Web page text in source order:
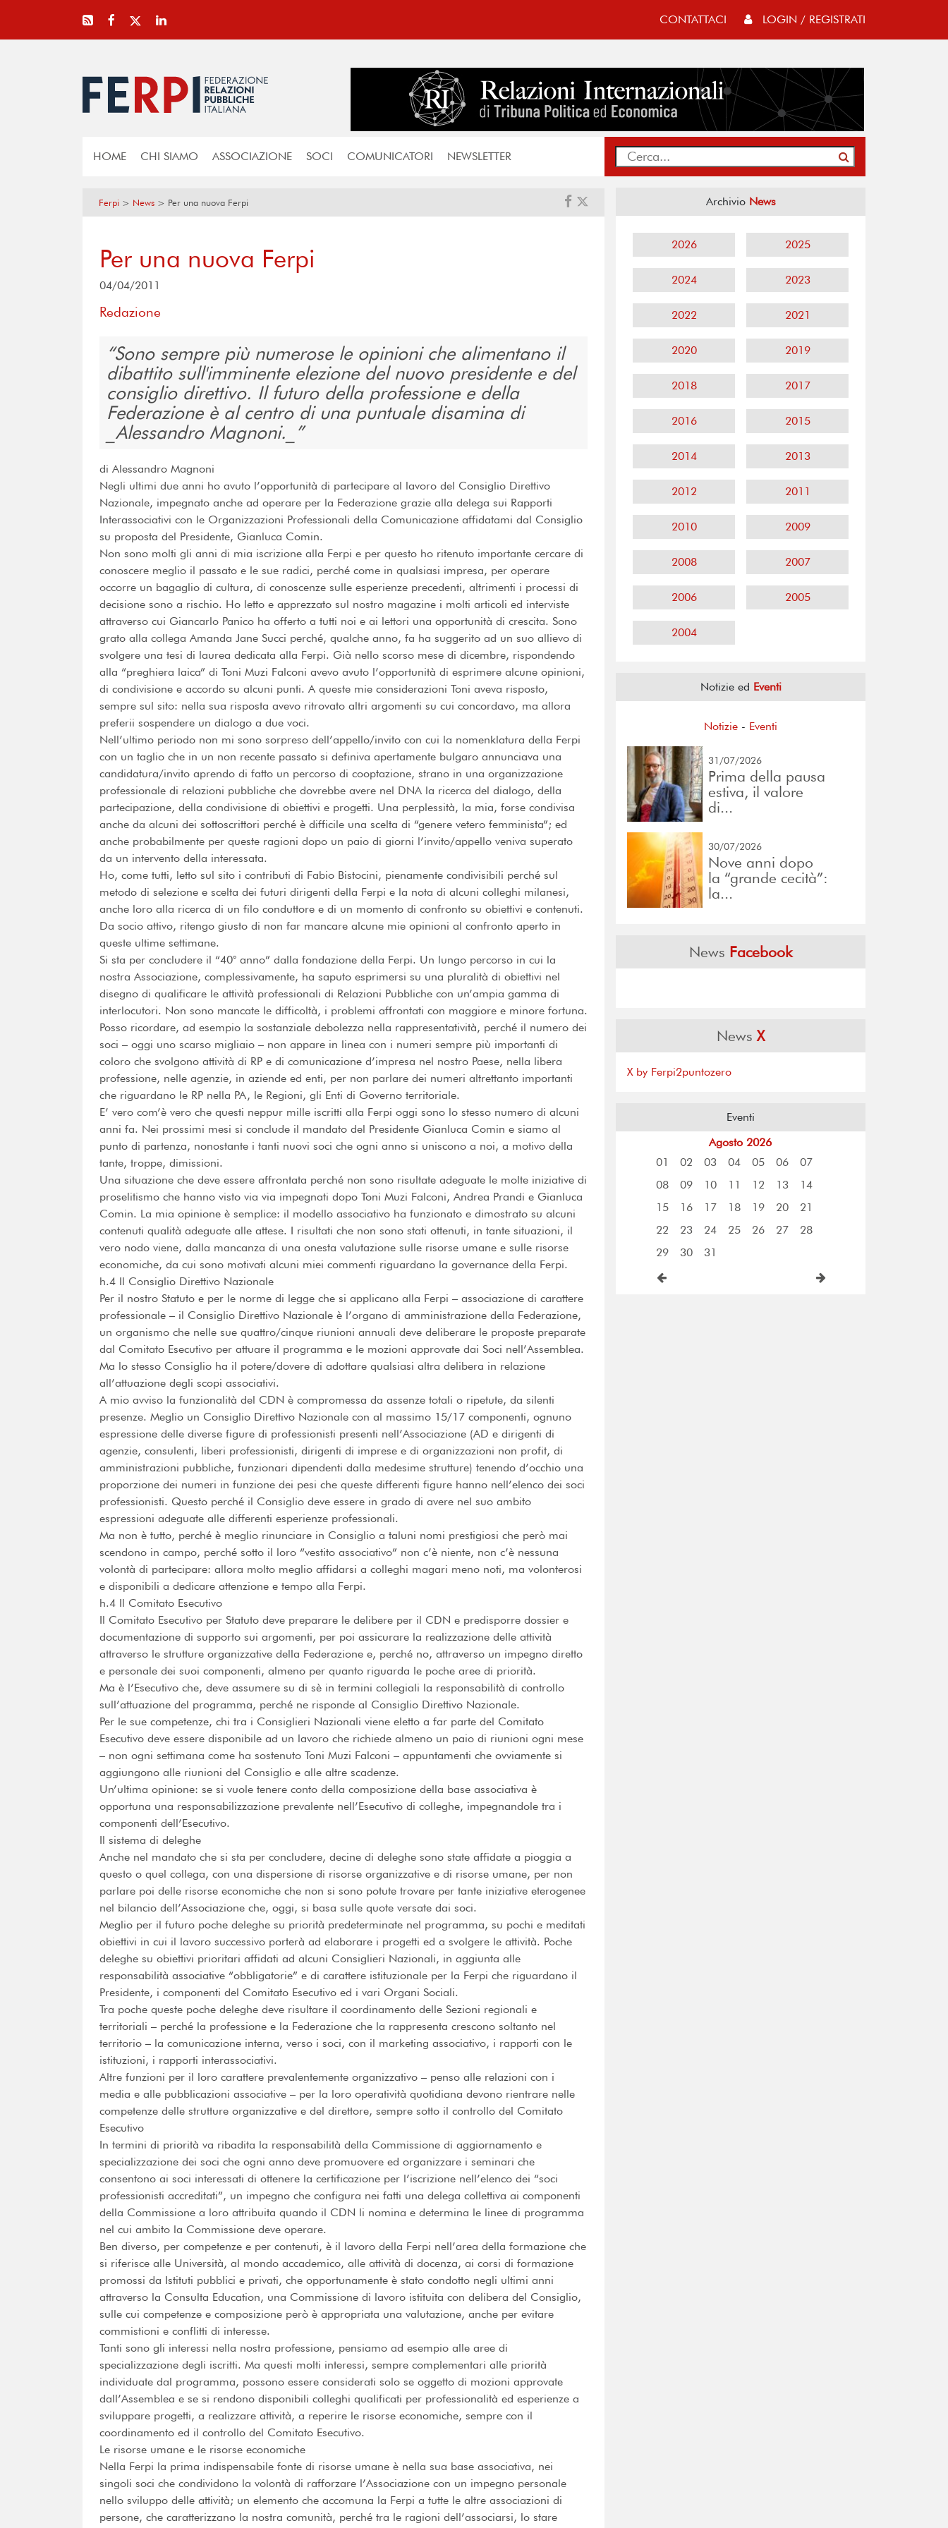
CONTATTACI LOGIN / REGISTRATI
HOME CHI SIAMO ASSOCIAZIONE SOCI COMUNICATORI NEWSLETTER
Ferpi > News > Per una nuova Ferpi
Per una nuova Ferpi
04/04/2011
Redazione
Sono sempre più numerose le opinioni che alimentano il
dibattito sull'imminente elezione del nuovo presidente e del
consiglio direttivo. Il futuro della professione e della
Federazione è al centro di una puntuale disamina di
_Alessandro Magnoni._
di Alessandro Magnoni
Negli ultimi due anni ho avuto l’opportunità di partecipare al lavoro del Consiglio Direttivo
Nazionale, impegnato anche ad operare per la Federazione grazie alla delega sui Rapporti
Interassociativi con le Organizzazioni Professionali della Comunicazione affidatami dal Consiglio
su proposta del Presidente, Gianluca Comin.
Non sono molti gli anni di mia iscrizione alla Ferpi e per questo ho ritenuto importante cercare di
conoscere meglio il passato e le sue radici, perché come in qualsiasi impresa, per operare
occorre un bagaglio di cultura, di conoscenze sulle esperienze precedenti, altrimenti i processi di
decisione sono a rischio. Ho letto e apprezzato sul nostro magazine i molti articoli ed interviste
attraverso cui Giancarlo Panico ha offerto a tutti noi e ai lettori una opportunità di crescita. Sono
grato alla collega Amanda Jane Succi perché, qualche anno, fa ha suggerito ad un suo allievo di
svolgere una tesi di laurea dedicata alla Ferpi. Già nello scorso mese di dicembre, rispondendo
alla “preghiera laica” di Toni Muzi Falconi avevo avuto l’opportunità di esprimere alcune opinioni,
di condivisione e accordo su alcuni punti. A queste mie considerazioni Toni aveva risposto,
sempre sul sito: nella sua risposta avevo ritrovato altri argomenti su cui concordavo, ma allora
preferii sospendere un dialogo a due voci.
Nell’ultimo periodo non mi sono sorpreso dell’appello/invito con cui la nomenklatura della Ferpi
con un taglio che in un non recente passato si definiva apertamente bulgaro annunciava una
candidatura/invito aprendo di fatto un percorso di cooptazione, strano in una organizzazione
professionale di relazioni pubbliche che dovrebbe avere nel DNA la ricerca del dialogo, della
partecipazione, della condivisione di obiettivi e progetti. Una perplessità, la mia, forse condivisa
anche da alcuni dei sottoscrittori perché è difficile una scelta di “genere vetero femminista”; ed
anche probabilmente per queste ragioni dopo un paio di giorni l’invito/appello veniva superato
da un intervento della interessata.
Ho, come tutti, letto sul sito i contributi di Fabio Bistocini, pienamente condivisibili perché sul
metodo di selezione e scelta dei futuri dirigenti della Ferpi e la nota di alcuni colleghi milanesi,
anche loro alla ricerca di un filo conduttore e di un momento di confronto su obiettivi e contenuti.
Da socio attivo, ritengo giusto di non far mancare alcune mie opinioni al confronto aperto in
queste ultime settimane.
Si sta per concludere il “40° anno” dalla fondazione della Ferpi. Un lungo percorso in cui la
nostra Associazione, complessivamente, ha saputo esprimersi su una pluralità di obiettivi nel
disegno di qualificare le attività professionali di Relazioni Pubbliche con un’ampia gamma di
interlocutori. Non sono mancate le difficoltà, i problemi affrontati con maggiore e minore fortuna.
Posso ricordare, ad esempio la sostanziale debolezza nella rappresentatività, perché il numero dei
soci – oggi uno scarso migliaio – non appare in linea con i numeri sempre più importanti di
coloro che svolgono attività di RP e di comunicazione d’impresa nel nostro Paese, nella libera
professione, nelle agenzie, in aziende ed enti, per non parlare dei numeri altrettanto importanti
che riguardano le RP nella PA, le Regioni, gli Enti di Governo territoriale.
E’ vero com’è vero che questi neppur mille iscritti alla Ferpi oggi sono lo stesso numero di alcuni
anni fa. Nei prossimi mesi si conclude il mandato del Presidente Gianluca Comin e siamo al
punto di partenza, nonostante i tanti nuovi soci che ogni anno si uniscono a noi, a motivo della
tante, troppe, dimissioni.
Una situazione che deve essere affrontata perché non sono risultate adeguate le molte iniziative di
proselitismo che hanno visto via via impegnati dopo Toni Muzi Falconi, Andrea Prandi e Gianluca
Comin. La mia opinione è semplice: il modello associativo ha funzionato e dimostrato su alcuni
contenuti qualità adeguate alle attese. I risultati che non sono stati ottenuti, in tante situazioni, il
vero nodo viene, dalla mancanza di una onesta valutazione sulle risorse umane e sulle risorse
economiche, da cui sono motivati alcuni miei commenti riguardano la governance della Ferpi.
h.4 Il Consiglio Direttivo Nazionale
Per il nostro Statuto e per le norme di legge che si applicano alla Ferpi – associazione di carattere
professionale – il Consiglio Direttivo Nazionale è l’organo di amministrazione della Federazione,
un organismo che nelle sue quattro/cinque riunioni annuali deve deliberare le proposte preparate
dal Comitato Esecutivo per attuare il programma e le mozioni approvate dai Soci nell’Assemblea.
Ma lo stesso Consiglio ha il potere/dovere di adottare qualsiasi altra delibera in relazione
all’attuazione degli scopi associativi.
A mio avviso la funzionalità del CDN è compromessa da assenze totali o ripetute, da silenti
presenze. Meglio un Consiglio Direttivo Nazionale con al massimo 15/17 componenti, ognuno
espressione delle diverse figure di professionisti presenti nell’Associazione (AD e dirigenti di
agenzie, consulenti, liberi professionisti, dirigenti di imprese e di organizzazioni non profit, di
amministrazioni pubbliche, funzionari dipendenti dalla medesime strutture) tenendo d’occhio una
proporzione dei numeri in funzione dei pesi che queste differenti figure hanno nell’elenco dei soci
professionisti. Questo perché il Consiglio deve essere in grado di avere nel suo ambito
espressioni adeguate alle differenti esperienze professionali.
Ma non è tutto, perché è meglio rinunciare in Consiglio a taluni nomi prestigiosi che però mai
scendono in campo, perché sotto il loro “vestito associativo” non c’è niente, non c’è nessuna
volontà di partecipare: allora molto meglio affidarsi a colleghi magari meno noti, ma volonterosi
e disponibili a dedicare attenzione e tempo alla Ferpi.
h.4 Il Comitato Esecutivo
Il Comitato Esecutivo per Statuto deve preparare le delibere per il CDN e predisporre dossier e
documentazione di supporto sui argomenti, per poi assicurare la realizzazione delle attività
attraverso le strutture organizzative della Federazione e, perché no, attraverso un impegno diretto
e personale dei suoi componenti, almeno per quanto riguarda le poche aree di priorità.
Ma è l’Esecutivo che, deve assumere su di sè in termini collegiali la responsabilità di controllo
sull’attuazione del programma, perché ne risponde al Consiglio Direttivo Nazionale.
Per le sue competenze, chi tra i Consiglieri Nazionali viene eletto a far parte del Comitato
Esecutivo deve essere disponibile ad un lavoro che richiede almeno un paio di riunioni ogni mese
– non ogni settimana come ha sostenuto Toni Muzi Falconi – appuntamenti che ovviamente si
aggiungono alle riunioni del Consiglio e alle altre scadenze.
Un’ultima opinione: se si vuole tenere conto della composizione della base associativa è
opportuna una responsabilizzazione prevalente nell’Esecutivo di colleghe, impegnandole tra i
componenti dell’Esecutivo.
Il sistema di deleghe
Anche nel mandato che si sta per concludere, decine di deleghe sono state affidate a pioggia a
questo o quel collega, con una dispersione di risorse organizzative e di risorse umane, per non
parlare poi delle risorse economiche che non si sono potute trovare per tante iniziative eterogenee
nel bilancio dell’Associazione che, oggi, si basa sulle quote versate dai soci.
Meglio per il futuro poche deleghe su priorità predeterminate nel programma, su pochi e meditati
obiettivi in cui il lavoro successivo porterà ad elaborare i progetti ed a svolgere le attività. Poche
deleghe su obiettivi prioritari affidati ad alcuni Consiglieri Nazionali, in aggiunta alle
responsabilità associative “obbligatorie” e di carattere istituzionale per la Ferpi che riguardano il
Presidente, i componenti del Comitato Esecutivo ed i vari Organi Sociali.
Tra poche queste poche deleghe deve risultare il coordinamento delle Sezioni regionali e
territoriali – perché la professione e la Federazione che la rappresenta crescono soltanto nel
territorio – la comunicazione interna, verso i soci, con il marketing associativo, i rapporti con le
istituzioni, i rapporti interassociativi.
Altre funzioni per il loro carattere prevalentemente organizzativo – penso alle relazioni con i
media e alle pubblicazioni associative – per la loro operatività quotidiana devono rientrare nelle
competenze delle strutture organizzative e del direttore, sempre sotto il controllo del Comitato
Esecutivo
In termini di priorità va ribadita la responsabilità della Commissione di aggiornamento e
specializzazione dei soci che ogni anno deve promuovere ed organizzare i seminari che
consentono ai soci interessati di ottenere la certificazione per l’iscrizione nell’elenco dei “soci
professionisti accreditati”, un impegno che configura nei fatti una delega collettiva ai componenti
della Commissione a loro attribuita quando il CDN li nomina e determina le linee di programma
nel cui ambito la Commissione deve operare.
Ben diverso, per competenze e per contenuti, è il lavoro della Ferpi nell’area della formazione che
si riferisce alle Università, al mondo accademico, alle attività di docenza, ai corsi di formazione
promossi da Istituti pubblici e privati, che opportunamente è stato condotto negli ultimi anni
attraverso la Consulta Education, una Commissione di lavoro istituita con delibera del Consiglio,
sulle cui competenze e composizione però è appropriata una valutazione, anche per evitare
commistioni e conflitti di interesse.
Tanti sono gli interessi nella nostra professione, pensiamo ad esempio alle aree di
specializzazione degli iscritti. Ma questi molti interessi, sempre complementari alle priorità
individuate dal programma, possono essere considerati solo se oggetto di mozioni approvate
dall’Assemblea e se si rendono disponibili colleghi qualificati per professionalità ed esperienze a
sviluppare progetti, a realizzare attività, a reperire le risorse economiche, sempre con il
coordinamento ed il controllo del Comitato Esecutivo.
Le risorse umane e le risorse economiche
Nella Ferpi la prima indispensabile fonte di risorse umane è nella sua base associativa, nei
singoli soci che condividono la volontà di rafforzare l’Associazione con un impegno personale
nello sviluppo delle attività; un elemento che accomuna la Ferpi a tutte le altre associazioni di
persone, che caratterizzano la nostra comunità, perché tra le ragioni dell’associarsi, lo stare
Archivio News
2026 2025
2024 2023
2022 2021
2020 2019
2018 2017
2016 2015
2014 2013
2012 2011
2010 2009
2008 2007
2006 2005
2004
Notizie ed Eventi
Notizie - Eventi
31/07/2026
Prima della pausa
estiva, il valore
di...
30/07/2026
Nove anni dopo
la “grande cecità”:
la...
News Facebook
NewsX
X by Ferpi2puntozero
Eventi
Agosto 2026
01
02 03 04 05 06
07
08
09 10 11 12 13
14
15
16 17 18 19 20
21
22
23 24 25 26 27
28
29
30 31